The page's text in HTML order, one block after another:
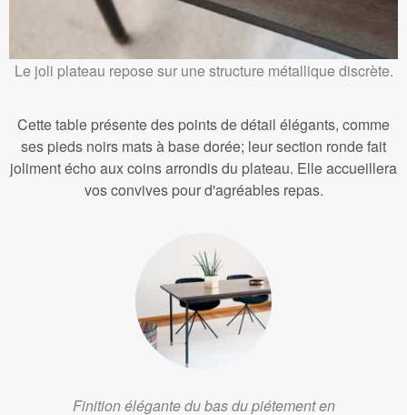
Le joli plateau repose sur une structure métallique discrète.
Cette table présente des points de détail élégants, comme
ses pieds noirs mats à base dorée; leur section ronde fait
joliment écho aux coins arrondis du plateau. Elle accueillera
vos convives pour d'agréables repas.
Finition élégante du bas du piétement en